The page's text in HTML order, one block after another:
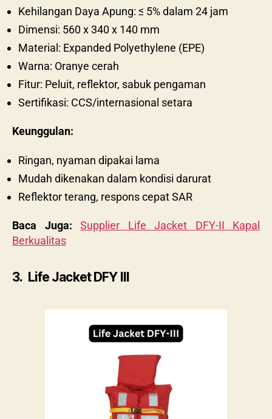
Kehilangan Daya Apung: ≤ 5% dalam 24 jam
Dimensi: 560 x 340 x 140 mm
Material: Expanded Polyethylene (EPE)
Warna: Oranye cerah
Fitur: Peluit, reflektor, sabuk pengaman
Sertifikasi: CCS/internasional setara
Keunggulan:
Ringan, nyaman dipakai lama
Mudah dikenakan dalam kondisi darurat
Reflektor terang, respons cepat SAR
Baca Juga: Supplier Life Jacket DFY-II Kapal
Berkualitas
3. Life Jacket DFY III